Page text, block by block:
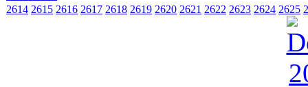
2614 2615 2616 2617 2618 2619 2620 2621 2622 2623 2624 2625